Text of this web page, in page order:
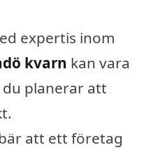
expertis inom
kvarn kan vara
planerar att
att ett företag